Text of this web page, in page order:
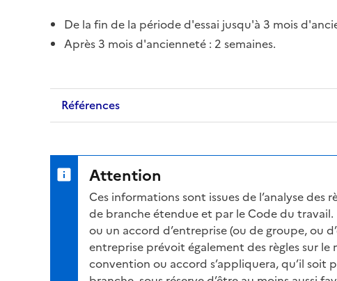
De la fin de la période d'essai jusqu'à 3 mois
Après 3 mois d'ancienneté : 2 semaines.
Références
Attention
Ces informations sont issues de l’analyse
de branche étendue et par le Code du
ou un accord d’entreprise (ou de groupe, ou
entreprise prévoit également des règles sur
convention ou accord s’appliquera, qu’il